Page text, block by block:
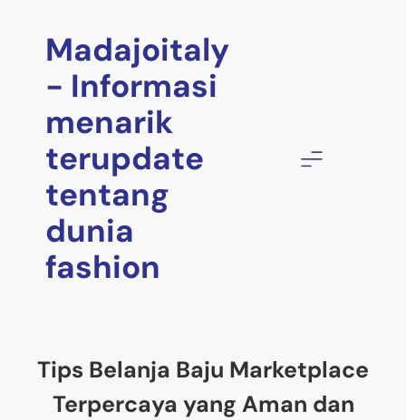
Madajoitaly
- Informasi
menarik
terupdate
tentang
dunia
fashion
Tips Belanja Baju Marketplace
Terpercaya yang Aman dan